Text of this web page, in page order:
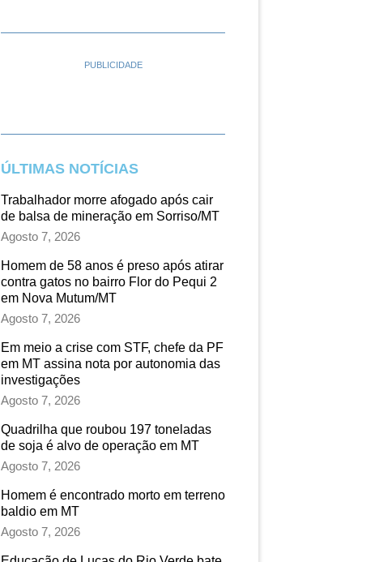
PUBLICIDADE
ÚLTIMAS NOTÍCIAS
Trabalhador morre afogado após cair
de balsa de mineração em Sorriso/MT
Agosto 7, 2026
Homem de 58 anos é preso após atirar
contra gatos no bairro Flor do Pequi 2
em Nova Mutum/MT
Agosto 7, 2026
Em meio a crise com STF, chefe da PF
em MT assina nota por autonomia das
investigações
Agosto 7, 2026
Quadrilha que roubou 197 toneladas
de soja é alvo de operação em MT
Agosto 7, 2026
Homem é encontrado morto em terreno
baldio em MT
Agosto 7, 2026